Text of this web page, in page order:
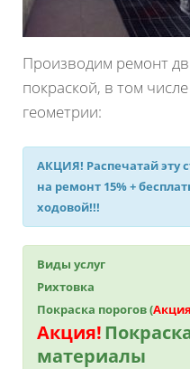
Производим ремонт
покраской, в том
геометрии:
АКЦИЯ! Распечатай эту
на ремонт 15%+
ходовой!!!
Виды услуг
Рихтовка
Покраска порогов (
Акция!
материалы